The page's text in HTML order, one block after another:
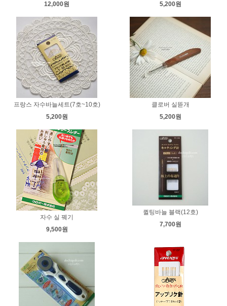
12,000원
5,200원
프랑스 자수바늘세트(7호~10호)
5,200원
클로버 실뜯개
5,200원
자수 실 꿰기
9,500원
퀼팅바늘 블랙(12호)
7,700원